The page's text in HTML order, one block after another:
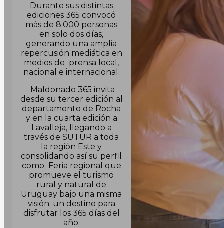
Durante sus distintas
ediciones 365 convocó
más de 8.000 personas
en solo dos días,
generando una amplia
repercusión mediática en
medios de prensa local,
nacional e internacional.
Maldonado 365 invita
desde su tercer edición al
departamento de Rocha
y en la cuarta edición a
Lavalleja, llegando a
través de SUTUR a toda
la región Este y
consolidando así su perfil
como Feria regional que
promueve el turismo
rural y natural de
Uruguay bajo una misma
visión: un destino para
disfrutar los 365 días del
año.